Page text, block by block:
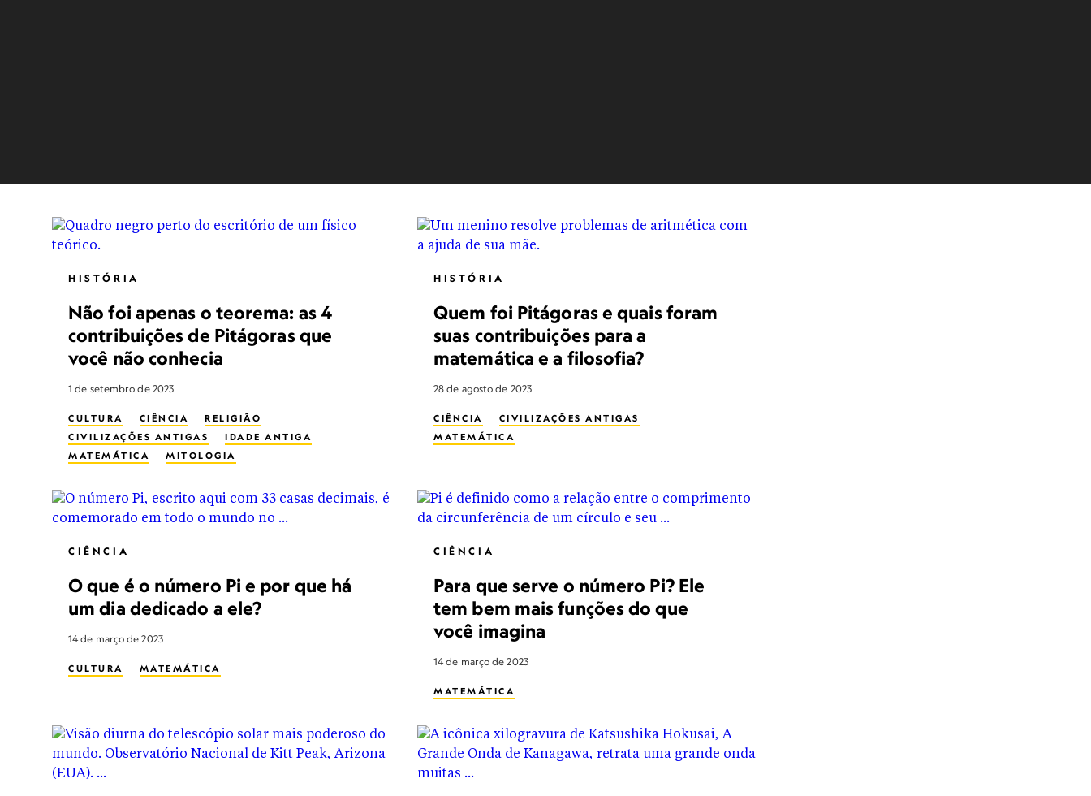
HISTÓRIA
Não foi apenas o teorema: as 4
contribuições de Pitágoras que
você não conhecia
1 de setembro de 2023
CULTURA CIÊNCIA
RELIGIÃO
CIVILIZAÇÕES ANTIGAS
IDADE ANTIGA
MATEMÁTICA
MITOLOGIA
HISTÓRIA
Quem foi Pitágoras e quais foram
suas contribuições para a
matemática e a filosofia?
28 de agosto de 2023
CIÊNCIA
CIVILIZAÇÕES ANTIGAS
MATEMÁTICA
CIÊNCIA
O que é o número Pi e por que há
um dia dedicado a ele?
14 de março de 2023
CULTURA MATEMÁTICA
CIÊNCIA
Para que serve o número Pi? Ele
tem bem mais funções do que
você imagina
14 de março de 2023
MATEMÁTICA